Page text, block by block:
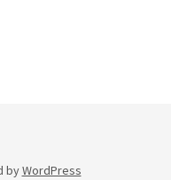
byWordPress